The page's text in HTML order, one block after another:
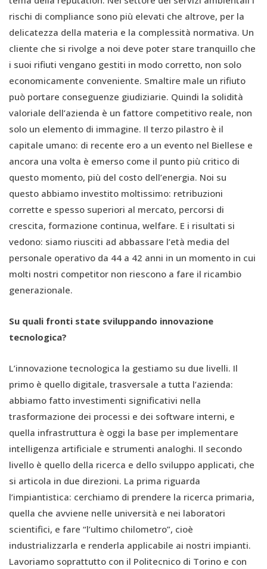
rischi di compliance sono più elevati che altrove, per la
delicatezza della materia e la complessità normativa. Un
cliente che si rivolge a noi deve poter stare tranquillo che
i suoi rifiuti vengano gestiti in modo corretto, non solo
economicamente conveniente. Smaltire male un rifiuto
può portare conseguenze giudiziarie. Quindi la solidità
valoriale dell’azienda è un fattore competitivo reale, non
solo un elemento di immagine. Il terzo pilastro è il
capitale umano: di recente ero a un evento nel Biellese e
ancora una volta è emerso come il punto più critico di
questo momento, più del costo dell’energia. Noi su
questo abbiamo investito moltissimo: retribuzioni
corrette e spesso superiori al mercato, percorsi di
crescita, formazione continua, welfare. E i risultati si
vedono: siamo riusciti ad abbassare l’età media del
personale operativo da 44 a 42 anni in un momento in cui
molti nostri competitor non riescono a fare il ricambio
generazionale.
Su quali fronti state sviluppando innovazione
tecnologica?
L’innovazione tecnologica la gestiamo su due livelli. Il
primo è quello digitale, trasversale a tutta l’azienda:
abbiamo fatto investimenti significativi nella
trasformazione dei processi e dei software interni, e
quella infrastruttura è oggi la base per implementare
intelligenza artificiale e strumenti analoghi. Il secondo
livello è quello della ricerca e dello sviluppo applicati, che
si articola in due direzioni. La prima riguarda
l’impiantistica: cerchiamo di prendere la ricerca primaria,
quella che avviene nelle università e nei laboratori
scientifici, e fare “l’ultimo chilometro”, cioè
industrializzarla e renderla applicabile ai nostri impianti.
Lavoriamo soprattutto con il Politecnico di Torino e con